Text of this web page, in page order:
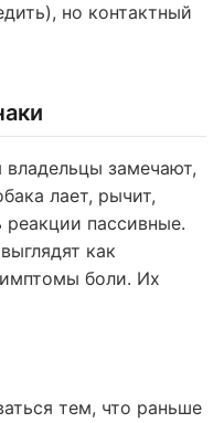
но контактный
замечают,
лает, рычит,
реакции пассивные.
как
боли. Их
тем, что раньше